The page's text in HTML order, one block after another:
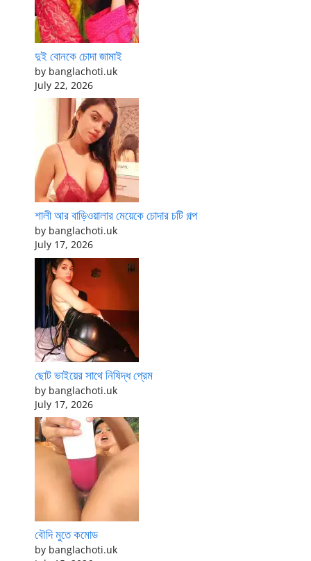
দুই বোনকে চোদা জামাই
by banglachoti.uk
July 22, 2026
শালী আর বাড়িওয়ালার মেয়েকে চোদার চটি গল্প
by banglachoti.uk
July 17, 2026
ছোট ভাইয়ের সাথে নিষিদ্ধ প্রেম
by banglachoti.uk
July 17, 2026
বৌদি মুতে কমোড
by banglachoti.uk